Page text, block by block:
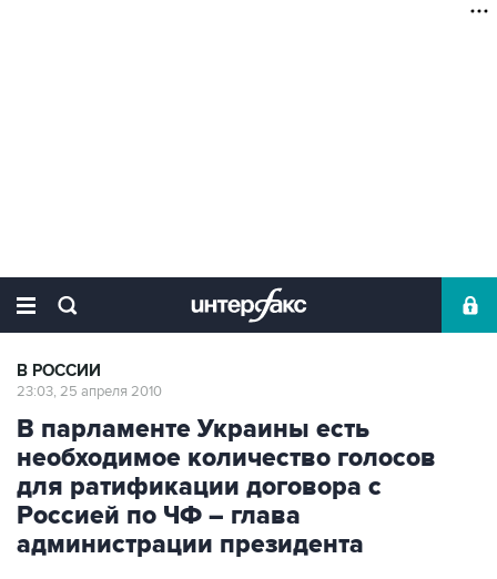
В РОССИИ
23:03, 25 апреля 2010
В парламенте Украины есть
необходимое количество голосов
для ратификации договора с
Россией по ЧФ – глава
администрации президента